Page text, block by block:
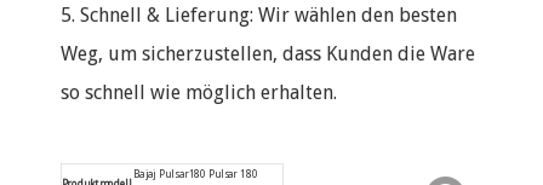
5. Schnell & Lieferung: Wir wählen den besten
Weg, um sicherzustellen, dass Kunden die Ware
so schnell wie möglich erhalten.
Bajaj Pulsar180 Pulsar 180